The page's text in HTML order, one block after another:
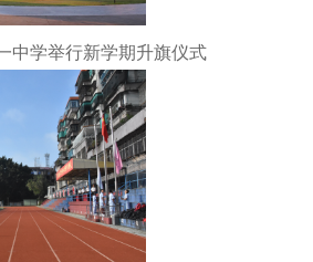
中学举行新学期升旗仪式